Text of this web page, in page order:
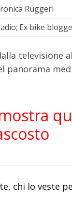
Ruggeri
Ex bike
televisione
panorama
chi lo veste